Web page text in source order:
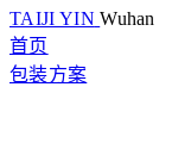
TAIJI YIN Wuhan
首页
包装方案